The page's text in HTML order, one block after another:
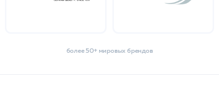
более 50+ мировых брендов